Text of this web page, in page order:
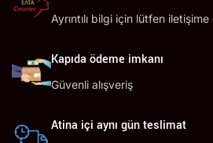
Ayrıntılı bilgi için lütfen
Kapıda ödeme imkanı
Güvenli alışveriş
Atina içi aynı gün teslimat